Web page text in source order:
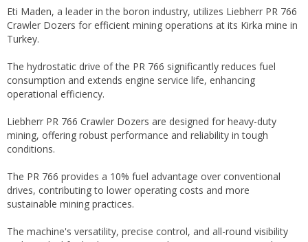
Eti Maden, a leader in the boron industry, utilizes Liebherr PR 766
Crawler Dozers for efficient mining operations at its Kirka mine in
Turkey.
The hydrostatic drive of the PR 766 significantly reduces fuel
consumption and extends engine service life, enhancing
operational efficiency.
Liebherr PR 766 Crawler Dozers are designed for heavy-duty
mining, offering robust performance and reliability in tough
conditions.
The PR 766 provides a 10% fuel advantage over conventional
drives, contributing to lower operating costs and more
sustainable mining practices.
The machine's versatility, precise control, and all-round visibility